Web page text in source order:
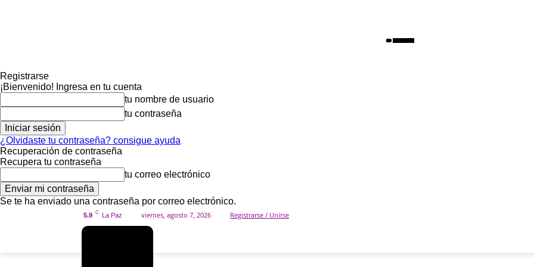
Registrarse
¡Bienvenido! Ingresa en tu cuenta
tu nombre de usuario
tu contraseña
¿Olvidaste tu contraseña? consigue ayuda
Recuperación de contraseña
Recupera tu contraseña
tu correo electrónico
Se te ha enviado una contraseña por correo electrónico.
5.9 C La Paz viernes, agosto 7, 2026 Registrarse / Unirse